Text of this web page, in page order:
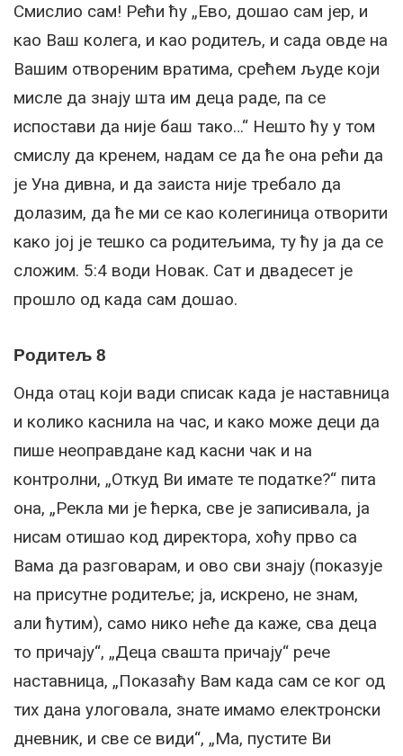
Смислио сам! Рећи ћу „Ево, дошао сам јер, и
као Ваш колега, и као родитељ, и сада овде на
Вашим отвореним вратима, срећем људе који
мисле да знају шта им деца раде, па се
испостави да није баш тако…“ Нешто ћу у том
смислу да кренем, надам се да ће она рећи да
је Уна дивна, и да заиста није требало да
долазим, да ће ми се као колегиница отворити
како јој је тешко са родитељима, ту ћу ја да се
сложим. 5:4 води Новак. Сат и двадесет је
прошло од када сам дошао.
Родитељ 8
Онда отац који вади списак када је наставница
и колико каснила на час, и како може деци да
пише неоправдане кад касни чак и на
контролни, „Откуд Ви имате те податке?“ пита
она, „Рекла ми је ћерка, све је записивала, ја
нисам отишао код директора, хоћу прво са
Вама да разговарам, и ово сви знају (показује
на присутне родитеље; ја, искрено, не знам,
али ћутим), само нико неће да каже, сва деца
то причају“, „Деца свашта причају“ рече
наставница, „Показаћу Вам када сам се ког од
тих дана улоговала, знате имамо електронски
дневник, и све се види“, „Ма, пустите Ви